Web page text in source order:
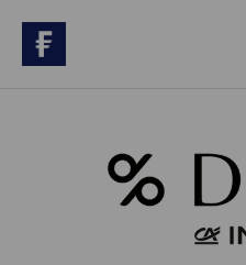
Anlagethemen